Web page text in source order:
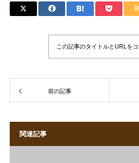
この記事のタイトルとURLを
前の記事
関連記事